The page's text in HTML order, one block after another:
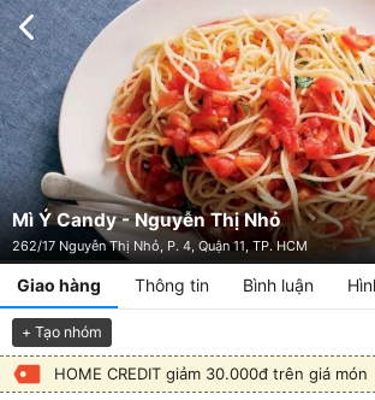
Mì Ý Candy - Nguyễn Thị Nhỏ
262/17 Nguyễn Thị Nhỏ, P. 4, Quận 11, TP. HCM
Giao hàng Thông tin Bình luận
+ Tạo nhóm
HOME CREDIT giảm 30.000đ trên giá món